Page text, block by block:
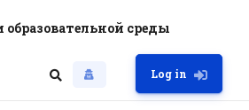
среды
Log in